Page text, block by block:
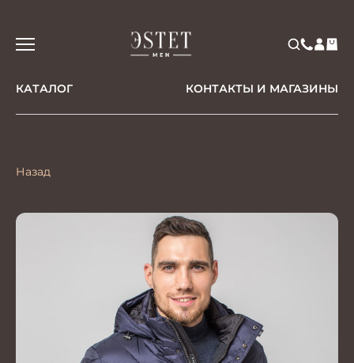
КАТАЛОГ КОНТАКТЫ И МАГАЗИНЫ
Назад